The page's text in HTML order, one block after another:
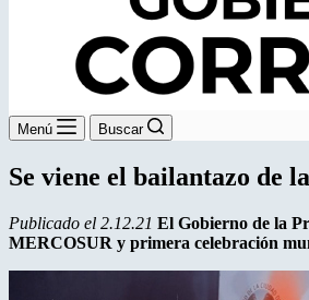
Menú Buscar
Se viene el bailantazo de
Publicado el 2.12.21 El Gobierno de la
MERCOSUR y primera celebración